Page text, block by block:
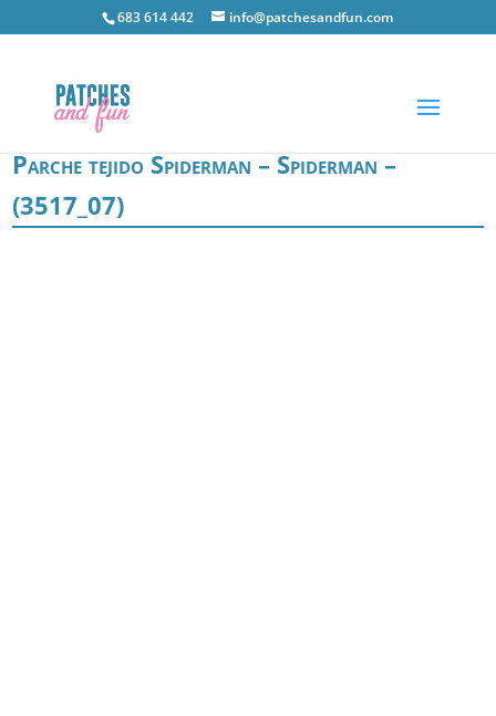
683 614 442 info@patchesandfun.com
Parche tejido Spiderman – Spiderman –
(3517_07)